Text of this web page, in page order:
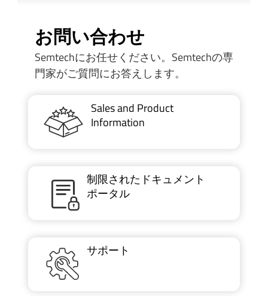
お問い合わせ
Semtechにお任せください。Semtechの専
門家がご質問にお答えします。
Sales and Product
Information
制限されたドキュメント
ポータル
サポート